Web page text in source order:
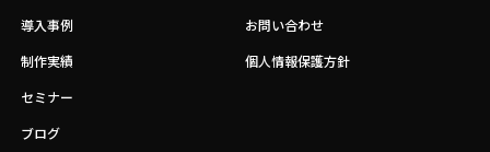
導入事例
制作実績
セミナー
ブログ
お問い合わせ
個人情報保護方針